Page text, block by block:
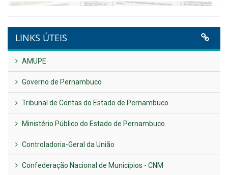
VER TODAS NOTÍCIAS
UTILIDADE PÚBLICA
Previous